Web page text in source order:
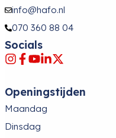
info@hafo.nl
070 360 88 04
Socials
Openingstijden
Maandag
Dinsdag